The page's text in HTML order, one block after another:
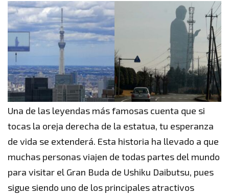
Una de las leyendas más famosas cuenta que si
tocas la oreja derecha de la estatua, tu esperanza
de vida se extenderá. Esta historia ha llevado a que
muchas personas viajen de todas partes del mundo
para visitar el Gran Buda de Ushiku Daibutsu, pues
sigue siendo uno de los principales atractivos